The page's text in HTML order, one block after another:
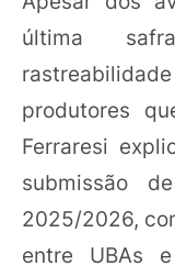
última
produtores
Ferraresi
submissão
2025/2026,
entre UBAs